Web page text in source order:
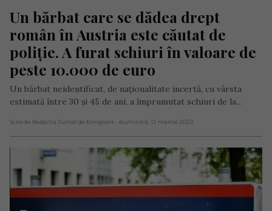
Un bărbat care se dădea drept
român în Austria este căutat de
poliție. A furat schiuri în valoare de
peste 10.000 de euro
Un bărbat neidentificat, de naționalitate incertă, cu vârsta
estimată între 30 și 45 de ani, a împrumutat schiuri de la…
Scris de Redacția Jurnal de Emigrant - duminică, 12 martie 2023